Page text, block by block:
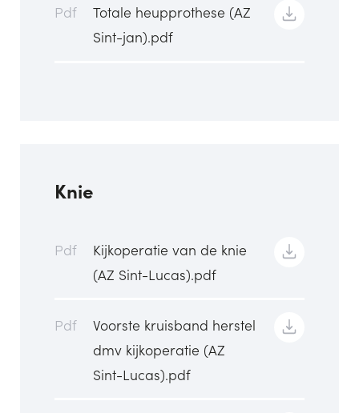
Pdf
Totale heupprothese (AZ
Sint-jan).pdf
Knie
Pdf
Kijkoperatie van de knie
(AZ Sint-Lucas).pdf
Pdf
Voorste kruisband herstel
dmv kijkoperatie (AZ
Sint-Lucas).pdf